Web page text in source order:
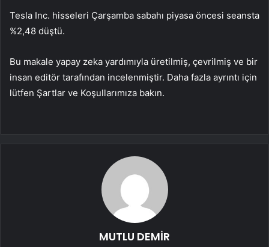
Tesla Inc. hisseleri Çarşamba sabahı piyasa öncesi seansta
%2,48 düştü.
Bu makale yapay zeka yardımıyla üretilmiş, çevrilmiş ve bir
insan editör tarafından incelenmiştir. Daha fazla ayrıntı için
lütfen Şartlar ve Koşullarımıza bakın.
MUTLU DEMİR